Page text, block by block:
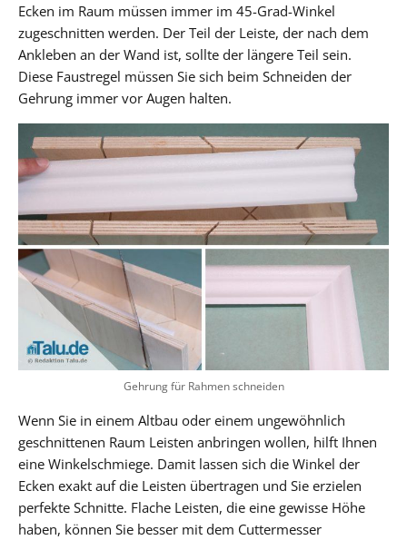
Ecken im Raum müssen immer im 45-Grad-Winkel
zugeschnitten werden. Der Teil der Leiste, der nach dem
Ankleben an der Wand ist, sollte der längere Teil sein.
Diese Faustregel müssen Sie sich beim Schneiden der
Gehrung immer vor Augen halten.
Gehrung für Rahmen schneiden
Wenn Sie in einem Altbau oder einem ungewöhnlich
geschnittenen Raum Leisten anbringen wollen, hilft Ihnen
eine Winkelschmiege. Damit lassen sich die Winkel der
Ecken exakt auf die Leisten übertragen und Sie erzielen
perfekte Schnitte. Flache Leisten, die eine gewisse Höhe
haben, können Sie besser mit dem Cuttermesser